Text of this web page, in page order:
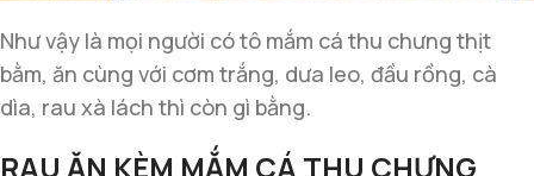
Như vậy là mọi người có tô mắm cá thu chưng thịt
bằm, ăn cùng với cơm trắng, dưa leo, đầu rồng, cà
dìa, rau xà lách thì còn gì bằng.
RAU ĂN KÈM MẮM CÁ THU CHƯNG